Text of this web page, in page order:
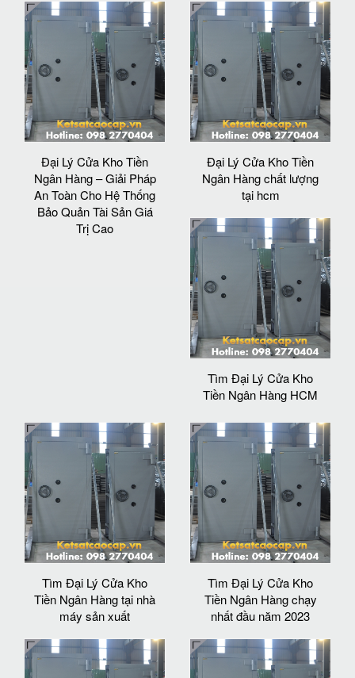
Đại Lý Cửa Kho Tiền
Ngân Hàng – Giải Pháp
An Toàn Cho Hệ Thống
Bảo Quản Tài Sản Giá
Trị Cao
Đại Lý Cửa Kho Tiền
Ngân Hàng chất lượng
tại hcm
Tìm Đại Lý Cửa Kho
Tiền Ngân Hàng HCM
Tìm Đại Lý Cửa Kho
Tiền Ngân Hàng tại nhà
máy sản xuất
Tìm Đại Lý Cửa Kho
Tiền Ngân Hàng chạy
nhất đầu năm 2023